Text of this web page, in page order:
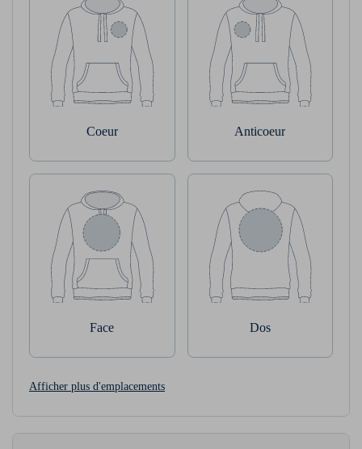
Coeur Anticoeur
Face Dos
Afficher plus d'emplacements